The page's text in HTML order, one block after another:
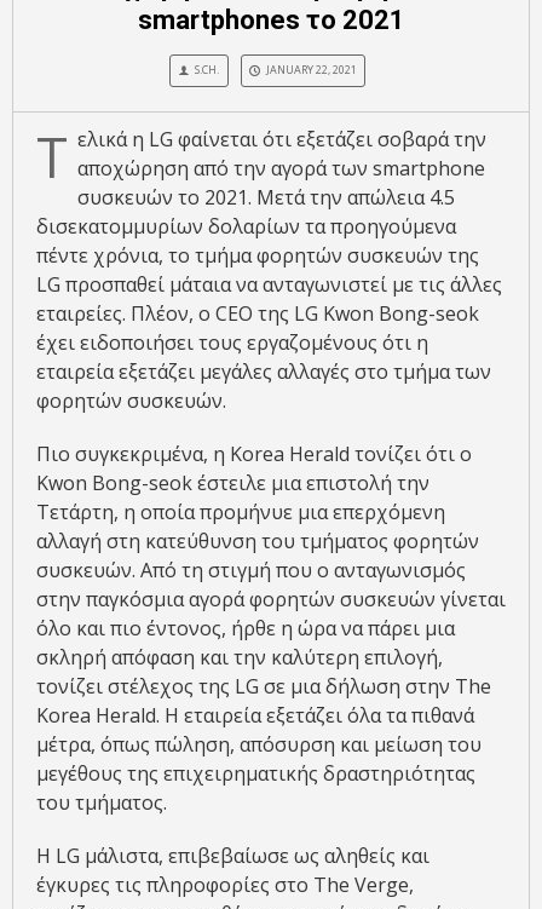
smartphones το 2021
S.CH. JANUARY 22, 2021
Τ ελικά η LG φαίνεται ότι εξετάζει σοβαρά την
αποχώρηση από την αγορά των smartphone
συσκευών το 2021. Μετά την απώλεια 4.5
δισεκατομμυρίων δολαρίων τα προηγούμενα
πέντε χρόνια, το τμήμα φορητών συσκευών της
LG προσπαθεί μάταια να ανταγωνιστεί με τις άλλες
εταιρείες. Πλέον, ο CEO της LG Kwon Bong-seok
έχει ειδοποιήσει τους εργαζομένους ότι η
εταιρεία εξετάζει μεγάλες αλλαγές στο τμήμα των
φορητών συσκευών.
Πιο συγκεκριμένα, η Korea Herald τονίζει ότι ο
Kwon Bong-seok έστειλε μια επιστολή την
Τετάρτη, η οποία προμήνυε μια επερχόμενη
αλλαγή στη κατεύθυνση του τμήματος φορητών
συσκευών. Από τη στιγμή που ο ανταγωνισμός
στην παγκόσμια αγορά φορητών συσκευών γίνεται
όλο και πιο έντονος, ήρθε η ώρα να πάρει μια
σκληρή απόφαση και την καλύτερη επιλογή,
τονίζει στέλεχος της LG σε μια δήλωση στην The
Korea Herald. Η εταιρεία εξετάζει όλα τα πιθανά
μέτρα, όπως πώληση, απόσυρση και μείωση του
μεγέθους της επιχειρηματικής δραστηριότητας
του τμήματος.
Η LG μάλιστα, επιβεβαίωσε ως αληθείς και
έγκυρες τις πληροφορίες στο The Verge,